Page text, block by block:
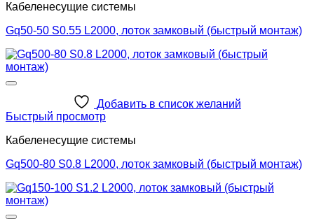
Кабеленесущие системы
Gq50-50 S0.55 L2000, лоток замковый (быстрый монтаж)
Добавить в список желаний
Быстрый просмотр
Кабеленесущие системы
Gq500-80 S0.8 L2000, лоток замковый (быстрый монтаж)